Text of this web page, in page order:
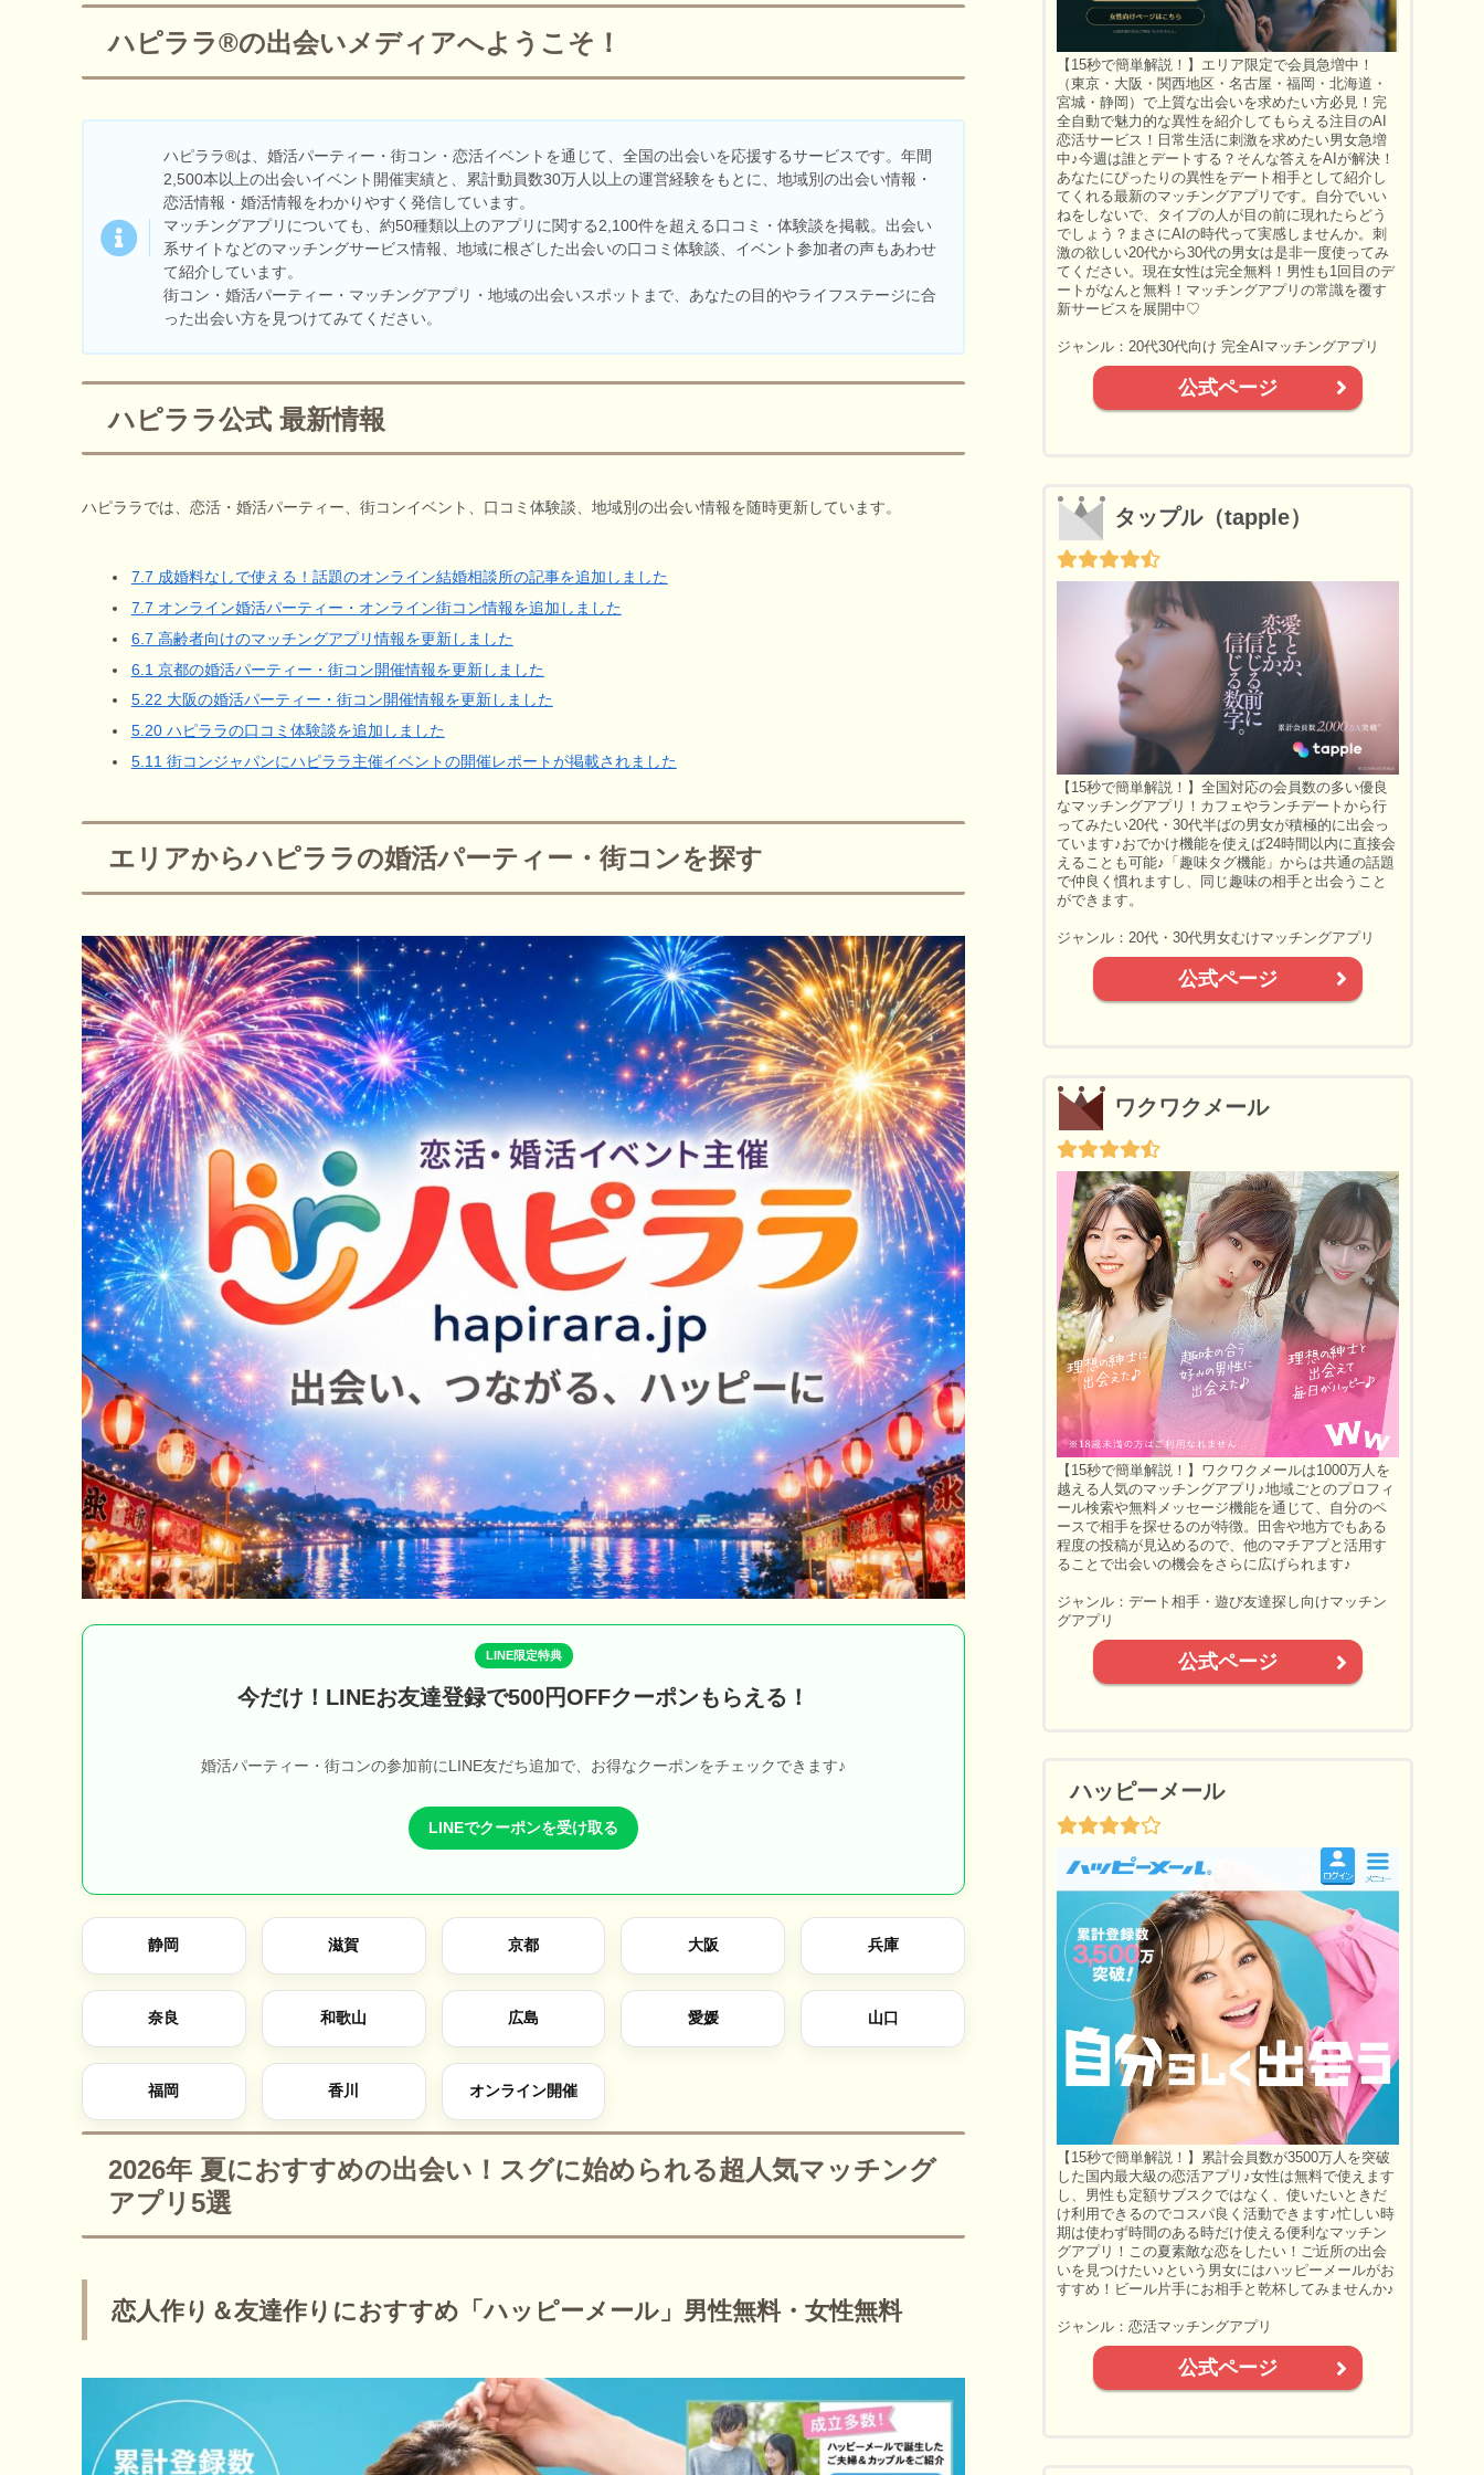
ハピララ®の出会いメディアへようこそ！
ハピララ®は、婚活パーティー・街コン・恋活イベントを通じて、全国の出会いを応援するサービスです。年間
2,500本以上の出会いイベント開催実績と、累計動員数30万人以上の運営経験をもとに、地域別の出会い情報・
恋活情報・婚活情報をわかりやすく発信しています。
マッチングアプリについても、約50種類以上のアプリに関する2,100件を超える口コミ・体験談を掲載。出会い
系サイトなどのマッチングサービス情報、地域に根ざした出会いの口コミ体験談、イベント参加者の声もあわせ
て紹介しています。
街コン・婚活パーティー・マッチングアプリ・地域の出会いスポットまで、あなたの目的やライフステージに合
った出会い方を見つけてみてください。
ハピララ公式 最新情報
ハピララでは、恋活・婚活パーティー、街コンイベント、口コミ体験談、地域別の出会い情報を随時更新しています。
7.7 成婚料なしで使える！話題のオンライン結婚相談所の記事を追加しました
7.7 オンライン婚活パーティー・オンライン街コン情報を追加しました
6.7 高齢者向けのマッチングアプリ情報を更新しました
6.1 京都の婚活パーティー・街コン開催情報を更新しました
5.22 大阪の婚活パーティー・街コン開催情報を更新しました
5.20 ハピララの口コミ体験談を追加しました
5.11 街コンジャパンにハピララ主催イベントの開催レポートが掲載されました
エリアからハピララの婚活パーティー・街コンを探す
LINE限定特典
今だけ！LINEお友達登録で500円OFFクーポンもらえる！
婚活パーティー・街コンの参加前にLINE友だち追加で、お得なクーポンをチェックできます♪
LINEでクーポンを受け取る
静岡 滋賀 京都 大阪 兵庫
奈良 和歌山 広島 愛媛 山口
福岡 香川 オンライン開催
2026年 夏におすすめの出会い！スグに始められる超人気マッチング
アプリ5選
恋人作り＆友達作りにおすすめ「ハッピーメール」男性無料・女性無料
【15秒で簡単解説！】エリア限定で会員急増中！
（東京・大阪・関西地区・名古屋・福岡・北海道・
宮城・静岡）で上質な出会いを求めたい方必見！完
全自動で魅力的な異性を紹介してもらえる注目のAI
恋活サービス！日常生活に刺激を求めたい男女急増
中♪今週は誰とデートする？そんな答えをAIが解決！
あなたにぴったりの異性をデート相手として紹介し
てくれる最新のマッチングアプリです。自分でいい
ねをしないで、タイプの人が目の前に現れたらどう
でしょう？まさにAIの時代って実感しませんか。刺
激の欲しい20代から30代の男女は是非一度使ってみ
てください。現在女性は完全無料！男性も1回目のデ
ートがなんと無料！マッチングアプリの常識を覆す
新サービスを展開中♡
ジャンル：20代30代向け 完全AIマッチングアプリ
公式ページ
タップル（tapple）
【15秒で簡単解説！】全国対応の会員数の多い優良
なマッチングアプリ！カフェやランチデートから行
ってみたい20代・30代半ばの男女が積極的に出会っ
ています♪おでかけ機能を使えば24時間以内に直接会
えることも可能♪「趣味タグ機能」からは共通の話題
で仲良く慣れますし、同じ趣味の相手と出会うこと
ができます。
ジャンル：20代・30代男女むけマッチングアプリ
公式ページ
ワクワクメール
【15秒で簡単解説！】ワクワクメールは1000万人を
越える人気のマッチングアプリ♪地域ごとのプロフィ
ール検索や無料メッセージ機能を通じて、自分のペ
ースで相手を探せるのが特徴。田舎や地方でもある
程度の投稿が見込めるので、他のマチアプと活用す
ることで出会いの機会をさらに広げられます♪
ジャンル：デート相手・遊び友達探し向けマッチン
グアプリ
公式ページ
ハッピーメール
【15秒で簡単解説！】累計会員数が3500万人を突破
した国内最大級の恋活アプリ♪女性は無料で使えます
し、男性も定額サブスクではなく、使いたいときだ
け利用できるのでコスパ良く活動できます♪忙しい時
期は使わず時間のある時だけ使える便利なマッチン
グアプリ！この夏素敵な恋をしたい！ご近所の出会
いを見つけたい♪という男女にはハッピーメールがお
すすめ！ビール片手にお相手と乾杯してみませんか♪
ジャンル：恋活マッチングアプリ
公式ページ